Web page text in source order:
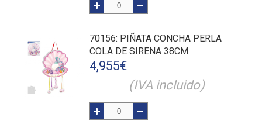
70156: PIÑATA CONCHA PERLA
COLA DE SIRENA 38CM
4,955€
(IVA incluido)